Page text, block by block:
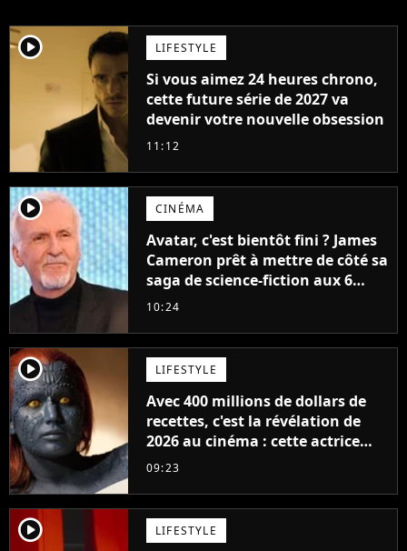
player2 LIFESTYLE
Si vous aimez 24 heures chrono,
cette future série de 2027 va
devenir votre nouvelle obsession
11:12
player2 CINÉMA
Avatar, c'est bientôt fini ? James
Cameron prêt à mettre de côté sa
saga de science-fiction aux 6
milliards de recettes
10:24
player2 LIFESTYLE
Avec 400 millions de dollars de
recettes, c'est la révélation de
2026 au cinéma : cette actrice
adorée prête à remplacer
09:23
player2 LIFESTYLE